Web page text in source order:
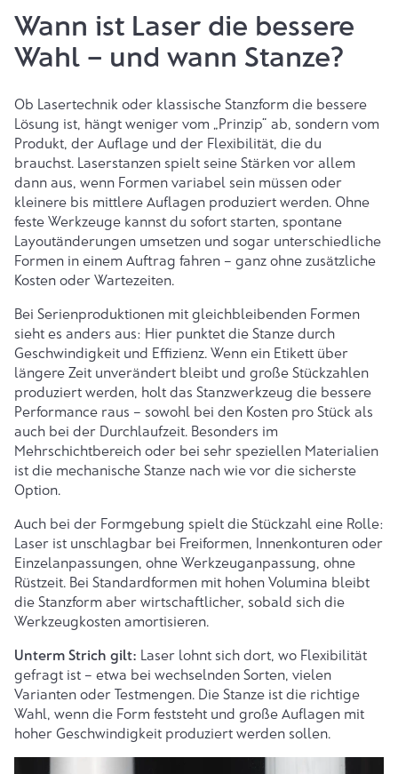
Wann ist Laser die bessere
Wahl – und wann Stanze?
Ob Lasertechnik oder klassische Stanzform die bessere
Lösung ist, hängt weniger vom „Prinzip“ ab, sondern vom
Produkt, der Auflage und der Flexibilität, die du
brauchst. Laserstanzen spielt seine Stärken vor allem
dann aus, wenn Formen variabel sein müssen oder
kleinere bis mittlere Auflagen produziert werden. Ohne
feste Werkzeuge kannst du sofort starten, spontane
Layoutänderungen umsetzen und sogar unterschiedliche
Formen in einem Auftrag fahren – ganz ohne zusätzliche
Kosten oder Wartezeiten.
Bei Serienproduktionen mit gleichbleibenden Formen
sieht es anders aus: Hier punktet die Stanze durch
Geschwindigkeit und Effizienz. Wenn ein Etikett über
längere Zeit unverändert bleibt und große Stückzahlen
produziert werden, holt das Stanzwerkzeug die bessere
Performance raus – sowohl bei den Kosten pro Stück als
auch bei der Durchlaufzeit. Besonders im
Mehrschichtbereich oder bei sehr speziellen Materialien
ist die mechanische Stanze nach wie vor die sicherste
Option.
Auch bei der Formgebung spielt die Stückzahl eine Rolle:
Laser ist unschlagbar bei Freiformen, Innenkonturen oder
Einzelanpassungen, ohne Werkzeuganpassung, ohne
Rüstzeit. Bei Standardformen mit hohen Volumina bleibt
die Stanzform aber wirtschaftlicher, sobald sich die
Werkzeugkosten amortisieren.
Unterm Strich gilt: Laser lohnt sich dort, wo Flexibilität
gefragt ist – etwa bei wechselnden Sorten, vielen
Varianten oder Testmengen. Die Stanze ist die richtige
Wahl, wenn die Form feststeht und große Auflagen mit
hoher Geschwindigkeit produziert werden sollen.